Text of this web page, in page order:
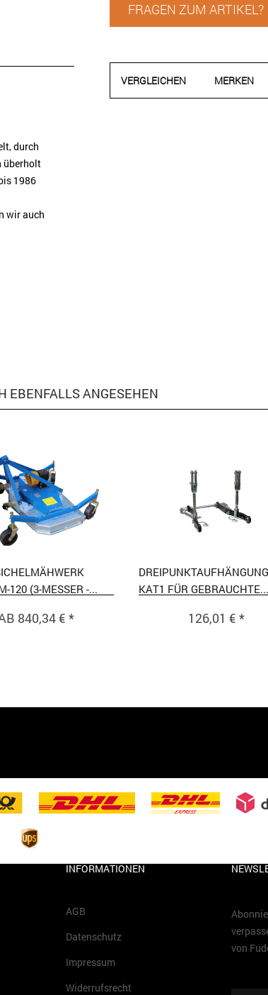
FRAGEN ZUM ARTIKEL?
VERGLEICHEN MERKEN
durch
überholt
1986
wir auch
EBENFALLS ANGESEHEN
120 (3-MESSER -...
840,34 € *
KAT1 FÜR GEBRAUCHTE...
126,01 € *
INFORMATIONEN
AGB
Datenschutz
Impressum
Widerrufsrecht
von